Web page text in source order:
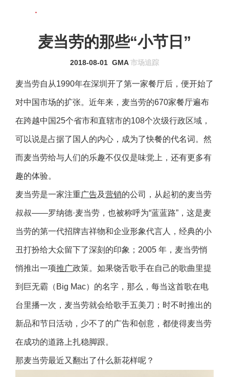
麦当劳的那些“小节日”
2018-08-01 GMA 市场追踪
麦当劳自从1990年在深圳开了第一家餐厅后，便开始了
对中国市场的扩张。近年来，麦当劳的670家餐厅遍布
在跨越中国25个省市和直辖市的108个次级行政区域，
可以说是占据了国人的内心，成为了快餐的代名词。然
而麦当劳给与人们的乐趣不仅仅是味觉上，还有更多有
趣的体验。
麦当劳是一家注重广告及营销的公司，从起初的麦当劳
叔叔——罗纳德·麦当劳，也被称呼为“蓝蓝路”，这是麦
当劳的第一代招牌吉祥物和企业形象代言人，经典的小
丑打扮给大众留下了深刻的印象；2005 年，麦当劳悄
悄推出一项推广政策。如果饶舌歌手在自己的歌曲里提
到巨无霸（Big Mac）的名字，那么，每当这首歌在电
台里播一次，麦当劳就会给歌手五美刀；时不时推出的
新品和节日活动，少不了的广告和创意，都使得麦当劳
在成功的道路上扎稳脚跟。
那麦当劳最近又翻出了什么新花样呢？